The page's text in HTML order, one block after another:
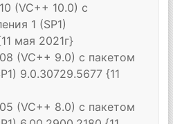
(VC++ 10.0) с
1 (SP1)
мая 2021г}
(VC++ 9.0) с пакетом
9.0.30729.5677 {11
(VC++ 8.0) с пакетом